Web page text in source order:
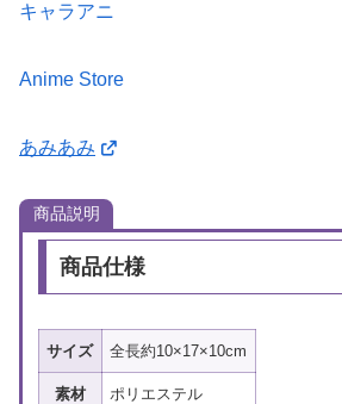
キャラアニ
Anime Store
あみあみ
商品説明
商品仕様
サイズ 全長約10×17×10cm
素材 ポリエステル